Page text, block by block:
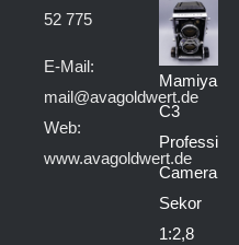
52 775
E-Mail:
mail@avagoldwert.de
Web:
www.avagoldwert.de
Mamiya
C3
Professional
Camera
Sekor
1:2,8